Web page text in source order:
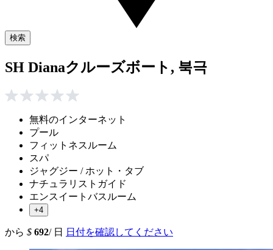
検索
SH Dianaクルーズボート, 북극
無料のインターネット
プール
フィットネスルーム
スパ
ジャグジー / ホット・タブ
ナチュラリストガイド
エンスイートバスルーム
+4
から $ 692/ 日 日付を確認してください